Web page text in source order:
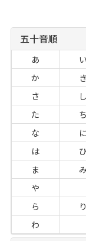
五十音順
あ い
か
き
さ
し
た
ち
な
に
は
ひ
ま
や
ら
り
わ